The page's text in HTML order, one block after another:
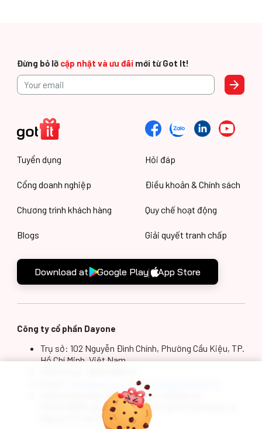
Đừng bỏ lỡ cập nhật và ưu đãi mới từ Got It!
Tuyển dụng
Cổng doanh nghiệp
Chương trình khách hàng
Blogs
Hỏi đáp
Điều khoản & Chính sách
Quy chế hoạt động
Giải quyết tranh chấp
Download at Google Play App Store
Công ty cổ phần Dayone
Trụ sở: 102 Nguyễn Đình Chính, Phường Cầu Kiệu, TP.
Hồ Chí Minh, Việt Nam
hoặc
Giấy chứng nhận đăng ký doanh nghiệp số
0313249098 cấp ngày 13/5/2015 tại Sở Kế hoạch và
Đầu tư TP. Hồ Chí Minh